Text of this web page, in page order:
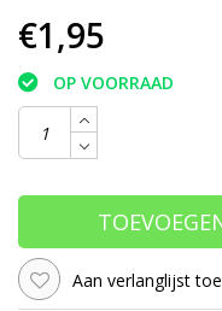
€1,95
OP VOORRAAD
Aan verlanglijst